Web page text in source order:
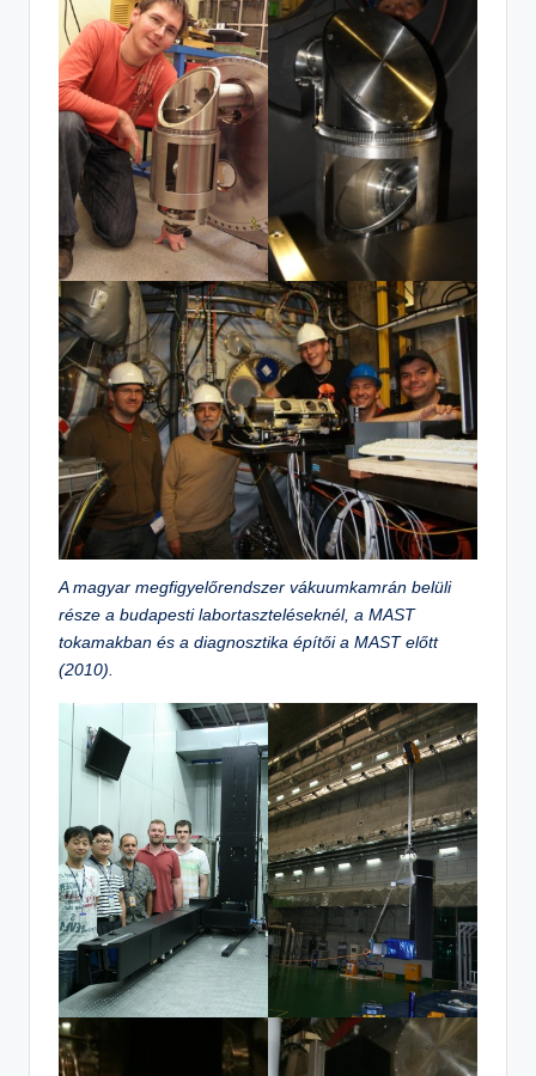
A magyar megfigyelőrendszer vákuumkamrán belüli
része a budapesti labortaszteléseknél, a MAST
tokamakban és a diagnosztika építői a MAST előtt
(2010).